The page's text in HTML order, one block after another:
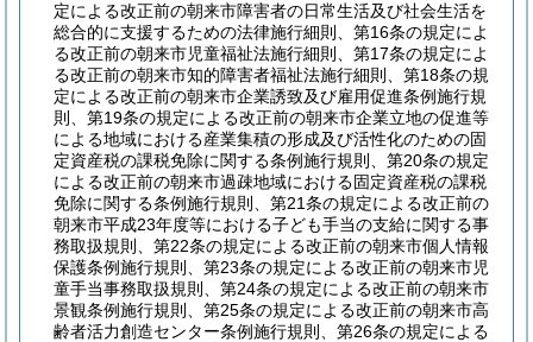
定による改正前の朝来市障害者の日常生活及び社会生活を
総合的に支援するための法律施行細則、第16条の規定によ
る改正前の朝来市児童福祉法施行細則、第17条の規定によ
る改正前の朝来市知的障害者福祉法施行細則、第18条の規
定による改正前の朝来市企業誘致及び雇用促進条例施行規
則、第19条の規定による改正前の朝来市企業立地の促進等
による地域における産業集積の形成及び活性化のための固
定資産税の課税免除に関する条例施行規則、第20条の規定
による改正前の朝来市過疎地域における固定資産税の課税
免除に関する条例施行規則、第21条の規定による改正前の
朝来市平成23年度等における子ども手当の支給に関する事
務取扱規則、第22条の規定による改正前の朝来市個人情報
保護条例施行規則、第23条の規定による改正前の朝来市児
童手当事務取扱規則、第24条の規定による改正前の朝来市
景観条例施行規則、第25条の規定による改正前の朝来市高
齢者活力創造センター条例施行規則、第26条の規定による